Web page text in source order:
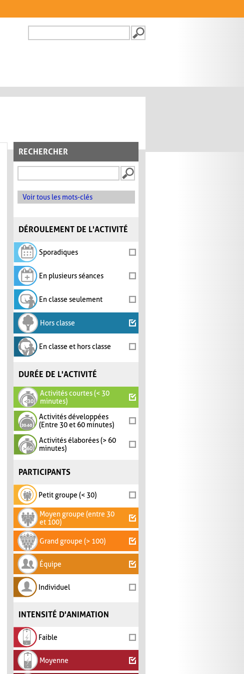
FORMULAIRE DE
RECHERCHER
Voir tous les mots-clés
DÉROULEMENT DE L'ACTIVITÉ
Sporadiques
En plusieurs séances
En classe seulement
Hors classe
En classe et hors classe
DURÉE DE L'ACTIVITÉ
Activités courtes (< 30
minutes)
Activités développées
(Entre 30 et 60 minutes)
Activités élaborées (> 60
minutes)
PARTICIPANTS
Petit groupe (< 30)
Moyen groupe (entre 30
et 100)
Grand groupe (> 100)
Équipe
Individuel
INTENSITÉ D'ANIMATION
Faible
Moyenne